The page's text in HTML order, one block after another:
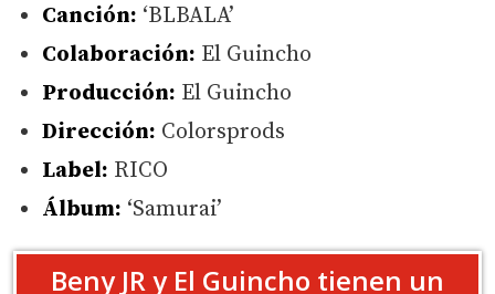
Canción: ‘BLBALA’
Colaboración: El Guincho
Producción: El Guincho
Dirección: Colorsprods
Label: RICO
Álbum: ‘Samurai’
Beny JR y El Guincho tienen un